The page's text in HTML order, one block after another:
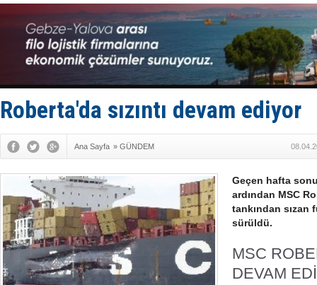
İngiliz
FESCO,
DESE,
35 milyon
İnsansız
Yüzyıl
Roberta'da sızıntı devam ediyor
Ana Sayfa » GÜNDEM
Geçen hafta
ardından MSC
tankından
sürüldü.
MSC
DEVAM